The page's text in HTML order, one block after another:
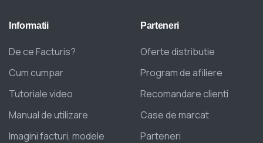
Informatii
De ce Facturis?
Cum cumpar
Tutoriale video
Manual de utilizare
Imagini facturi, modele
Parteneri
Oferte distributie
Program de afiliere
Recomandare clienti
Case de marcat
Parteneri